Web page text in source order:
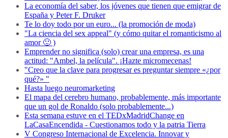
La economía del saber, los jóvenes que tienen que emigrar de
España y Peter F. Druker
Te lo doy todo por un euro... (la promoción de moda)
"La ciencia del sex appeal" (y cómo quitar el romanticismo al
amor 🙂 )
Emprender no significa (solo) crear una empresa, es una
actitud: "Ambel, la película". ¡Hazte micromecenas!
"Creo que la clave para progresar es preguntar siempre «¿por
qué?» "
Hasta luego neuromarketing
El mapa del cerebro humano, probablemente, más importante
que un gol de Ronaldo (solo probablemente...)
Esta semana estuve en el TEDxMadridChange en
LaCasaEncendida - Cuestionamos todo y la patria Tierra
V Congreso Internacional de Excelencia. Innovar y